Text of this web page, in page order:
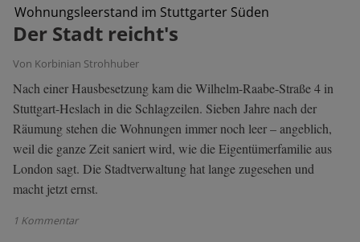
Wohnungsleerstand im Stuttgarter Süden
Der Stadt reicht's
Von Korbinian Strohhuber
Nach einer Hausbesetzung kam die Wilhelm-Raabe-Straße 4 in
Stuttgart-Heslach in die Schlagzeilen. Sieben Jahre nach der
Räumung stehen die Wohnungen immer noch leer – angeblich,
weil die ganze Zeit saniert wird, wie die Eigentümerfamilie aus
London sagt. Die Stadtverwaltung hat lange zugesehen und
macht jetzt ernst.
1 Kommentar